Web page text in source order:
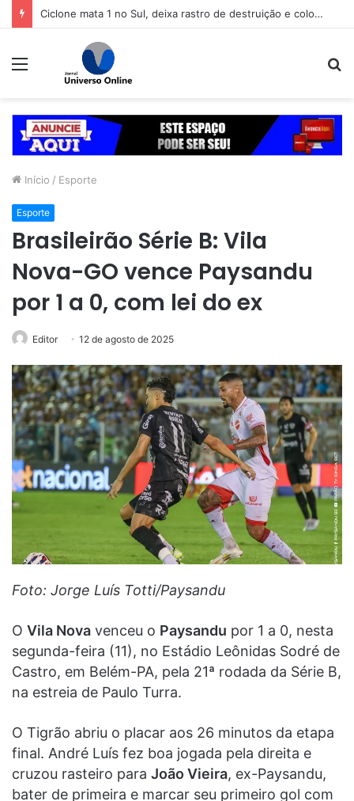
Ciclone mata 1 no Sul, deixa rastro de destruição e coloca 11 estados em alerta
Menu
Início / Esporte
Esporte
Brasileirão Série B: Vila
Nova-GO vence Paysandu
por 1 a 0, com lei do ex
Editor 12 de agosto de 2025
Foto: Jorge Luís Totti/Paysandu
O Vila Nova venceu o Paysandu por 1 a 0, nesta
segunda-feira (11), no Estádio Leônidas Sodré de
Castro, em Belém-PA, pela 21ª rodada da Série B,
na estreia de Paulo Turra.
O Tigrão abriu o placar aos 26 minutos da etapa
final. André Luís fez boa jogada pela direita e
cruzou rasteiro para João Vieira, ex-Paysandu,
bater de primeira e marcar seu primeiro gol com